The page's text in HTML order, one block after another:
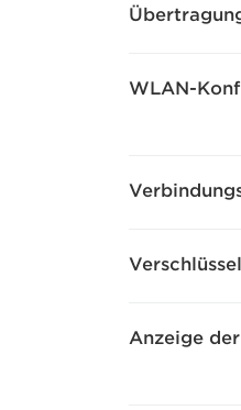
WLAN-
Anzeige